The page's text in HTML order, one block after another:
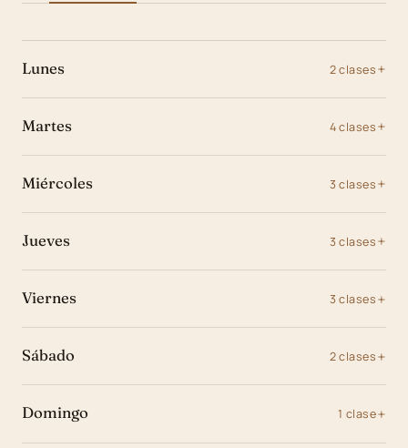
Lunes 2 clases
Martes 4 clases
Miércoles 3 clases
Jueves 3 clases
Viernes 3 clases
Sábado 2 clases
Domingo 1 clase